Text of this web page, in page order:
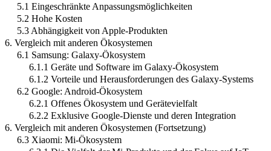
5.1 Eingeschränkte Anpassungsmöglichkeiten
5.2 Hohe Kosten
5.3 Abhängigkeit von Apple-Produkten
6. Vergleich mit anderen Ökosystemen
6.1 Samsung: Galaxy-Ökosystem
6.1.1 Geräte und Software im Galaxy-Ökosystem
6.1.2 Vorteile und Herausforderungen des Galaxy-Systems
6.2 Google: Android-Ökosystem
6.2.1 Offenes Ökosystem und Gerätevielfalt
6.2.2 Exklusive Google-Dienste und deren Integration
6. Vergleich mit anderen Ökosystemen (Fortsetzung)
6.3 Xiaomi: Mi-Ökosystem